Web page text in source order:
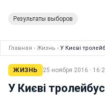
Результаты выборов
Главная › Жизнь › У Києві
ЖИЗНЬ 25 ноября 2016 ·
У Києві